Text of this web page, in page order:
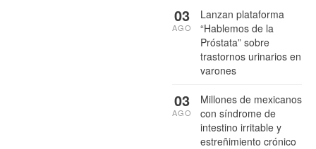
Lanzan plataforma
“Hablemos de la
Próstata” sobre
trastornos urinarios en
varones
03
AGO
Millones de mexicanos
con síndrome de
intestino irritable y
estreñimiento crónico
03
AGO